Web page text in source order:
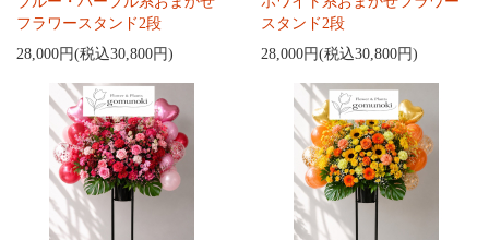
フラワースタンド2段
28,000円(税込30,800円)
スタンド2段
28,000円(税込30,800円)